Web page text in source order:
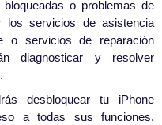
o problemas de
los servicios de asistencia
o servicios de reparación
diagnosticar y resolver
desbloquear tu iPhone
a todas sus funciones.